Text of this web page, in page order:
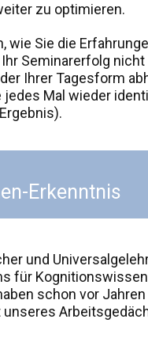
zu optimieren.
wie Sie die
Seminarerfolg nicht
Ihrer Tagesform
jedes Mal wieder
Erkenntnis
und
für
schon vor